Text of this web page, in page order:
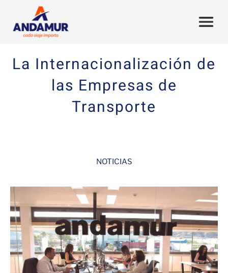
La Internacionalización de
las Empresas de
Transporte
NOTICIAS